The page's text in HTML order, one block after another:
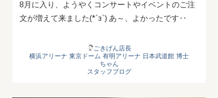
8月に入り、ようやくコンサートやイベントのご注
文が増えて来ました(*´з`) あ～、よかったです‥
ごきげん店長
横浜アリーナ 東京ドーム 有明アリーナ 日本武道館 博士
ちゃん
スタッフブログ